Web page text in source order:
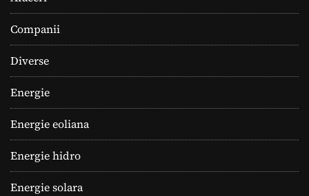
Companii
Diverse
Energie
Energie eoliana
Energie hidro
Energie solara